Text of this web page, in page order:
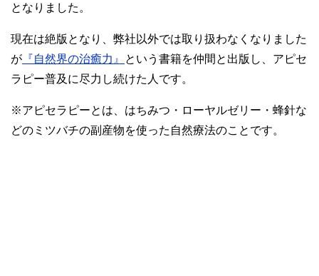
となりました。
現在は絶版となり、弊社以外では取り扱わなくなりました
が 『自然界の治癒力』
という書籍を仲間と出版し、アピセ
ラピー普及に尽力し続けた人です。
※アピセラピーとは、はちみつ・ローヤルゼリー・蜂針な
どのミツバチの副産物を使った自然療法のことです。